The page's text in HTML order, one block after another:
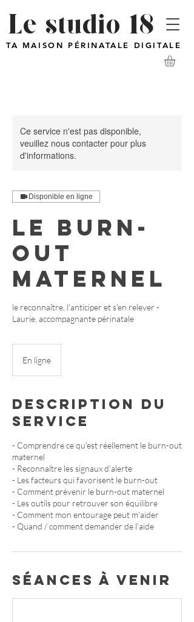
Le studio 18
TA MAISON PÉRINATALE DIGITALE
Ce service n'est pas disponible,
veuillez nous contacter pour plus
d'informations.
Disponible en ligne
Le burn-
out
maternel
le reconnaître, l'anticiper et s'en relever -
Laurie, accompagnante périnatale
En ligne
Description du
service
- Comprendre ce qu'est réellement le burn-out
maternel
- Reconnaître les signaux d'alerte
- Les facteurs qui favorisent le burn-out
- Comment prévenir le burn-out maternel
- Les outils pour retrouver son équilibre
- Comment mon entourage peut m'aider
- Quand / comment demander de l'aide
Séances à venir